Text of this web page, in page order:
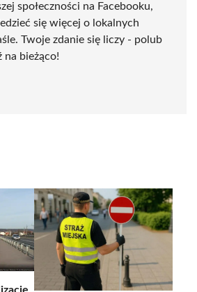
społeczności na Facebooku,
się więcej o lokalnych
Twoje zdanie się liczy - polub
na bieżąco!